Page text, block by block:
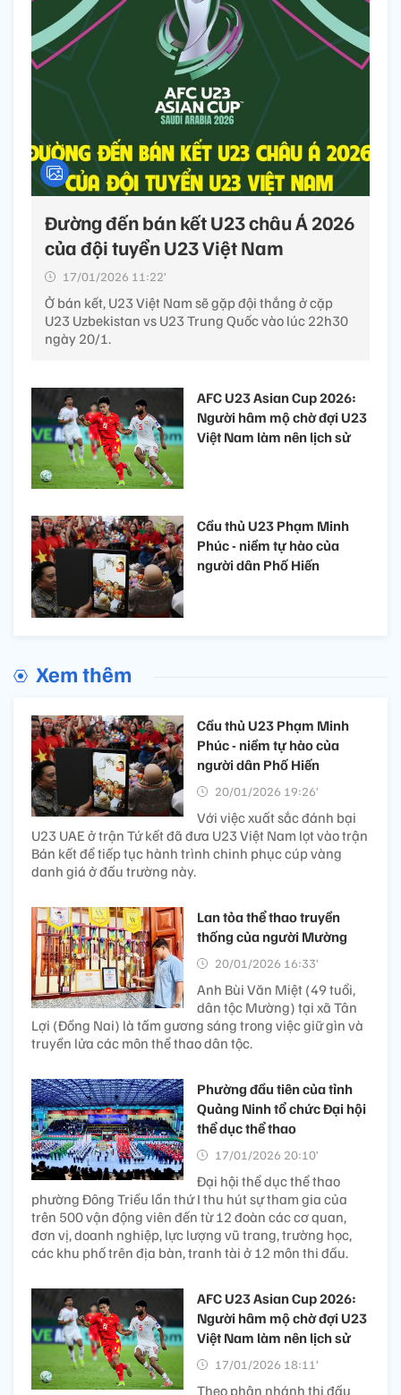
Đường đến bán kết U23 châu Á 2026
của đội tuyển U23 Việt Nam
17/01/2026 11:22’
Ở bán kết, U23 Việt Nam sẽ gặp đội thắng ở cặp
U23 Uzbekistan vs U23 Trung Quốc vào lúc 22h30
ngày 20/1.
AFC U23 Asian Cup 2026:
Người hâm mộ chờ đợi U23
Việt Nam làm nên lịch sử
Cầu thủ U23 Phạm Minh
Phúc - niềm tự hào của
người dân Phố Hiến
Xem thêm
Cầu thủ U23 Phạm Minh
Phúc - niềm tự hào của
người dân Phố Hiến
20/01/2026 19:26’
Với việc xuất sắc đánh bại
U23 UAE ở trận Tứ kết đã đưa U23 Việt Nam lọt vào trận
Bán kết để tiếp tục hành trình chinh phục cúp vàng
danh giá ở đấu trường này.
Lan tỏa thể thao truyền
thống của người Mường
20/01/2026 16:33’
Anh Bùi Văn Miệt (49 tuổi,
dân tộc Mường) tại xã Tân
Lợi (Đồng Nai) là tấm gương sáng trong việc giữ gìn và
truyền lửa các môn thể thao dân tộc.
Phường đầu tiên của tỉnh
Quảng Ninh tổ chức Đại hội
thể dục thể thao
17/01/2026 20:10’
Đại hội thể dục thể thao
phường Đông Triều lần thứ I thu hút sự tham gia của
trên 500 vận động viên đến từ 12 đoàn các cơ quan,
đơn vị, doanh nghiệp, lực lượng vũ trang, trường học,
các khu phố trên địa bàn, tranh tài ở 12 môn thi đấu.
AFC U23 Asian Cup 2026:
Người hâm mộ chờ đợi U23
Việt Nam làm nên lịch sử
17/01/2026 18:11’
Theo phân nhánh thi đấu